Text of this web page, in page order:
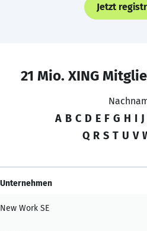
Jetzt
21 Mio. XING
A B C D E F G H I J
Q R S T U V
Unternehmen
New Work SE